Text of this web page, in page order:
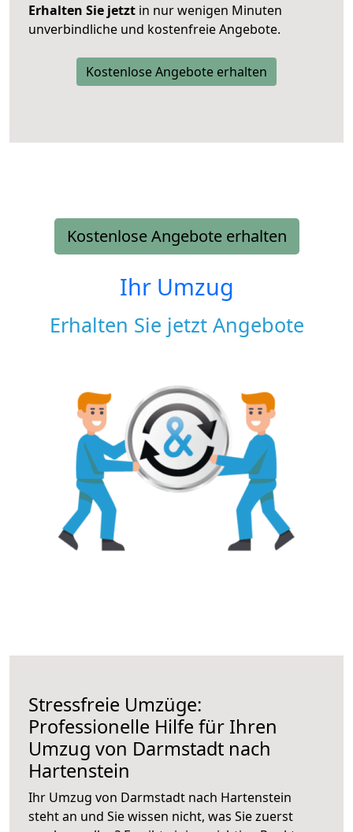
Erhalten Sie jetzt in nur wenigen Minuten
unverbindliche und kostenfreie Angebote.
Kostenlose Angebote erhalten
Kostenlose Angebote erhalten
Ihr Umzug
Erhalten Sie jetzt Angebote
Stressfreie Umzüge:
Professionelle Hilfe für Ihren
Umzug von Darmstadt nach
Hartenstein
Ihr Umzug von Darmstadt nach Hartenstein
steht an und Sie wissen nicht, was Sie zuerst